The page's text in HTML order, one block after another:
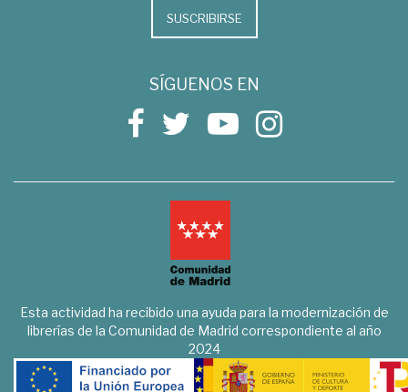
SUSCRIBIRSE
SÍGUENOS EN
Esta actividad ha recibido una ayuda para la modernización de
librerías de la Comunidad de Madrid correspondiente al año
2024